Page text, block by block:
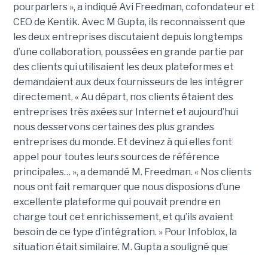
pourparlers », a indiqué Avi Freedman, cofondateur et
CEO de Kentik. Avec M Gupta, ils reconnaissent que
les deux entreprises discutaient depuis longtemps
d’une collaboration, poussées en grande partie par
des clients qui utilisaient les deux plateformes et
demandaient aux deux fournisseurs de les intégrer
directement. « Au départ, nos clients étaient des
entreprises très axées sur Internet et aujourd’hui
nous desservons certaines des plus grandes
entreprises du monde. Et devinez à qui elles font
appel pour toutes leurs sources de référence
principales… », a demandé M. Freedman. « Nos clients
nous ont fait remarquer que nous disposions d’une
excellente plateforme qui pouvait prendre en
charge tout cet enrichissement, et qu’ils avaient
besoin de ce type d’intégration. » Pour Infoblox, la
situation était similaire. M. Gupta a souligné que